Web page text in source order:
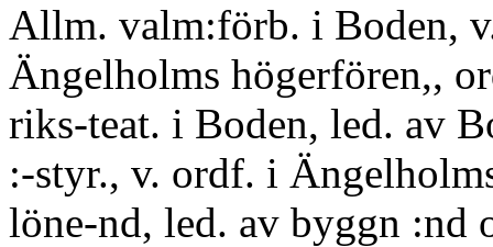
Allm. valm:förb. i Boden,
Ängelholms högerfören,,
riks-teat. i Boden, led. av
:-styr., v. ordf. i
löne-nd, led. av byggn :nd